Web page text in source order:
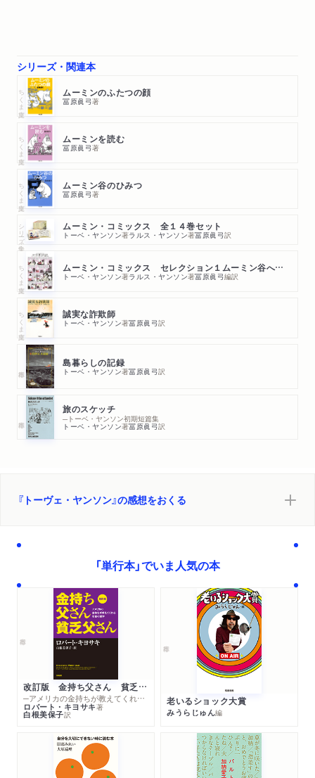
シリーズ・関連本
ちくま文庫 ムーミンのふたつの顔
冨原眞弓著
ちくま文庫 ムーミンを読む
冨原眞弓著
ちくま文庫 ムーミン谷のひみつ
冨原眞弓著
シリーズ・全集 ムーミン・コミックス 全１４巻セット
トーベ・ヤンソン著ラルス・ヤンソン著冨原眞弓訳
ちくま文庫 ムーミン・コミックス セレクション１ムーミン谷へようこそ
トーベ・ヤンソン著ラルス・ヤンソン著冨原眞弓編訳
ちくま文庫 誠実な詐欺師
トーベ・ヤンソン著冨原眞弓訳
島暮らしの記録
トーベ・ヤンソン著冨原眞弓訳
旅のスケッチ
─トーベ・ヤンソン初期短篇集
トーベ・ヤンソン著冨原眞弓訳
『トーヴェ・ヤンソン』の感想をおくる
「単行本」でいま人気の本
改訂版 金持ち父さん 貧乏父さん
─アメリカの金持ちが教えてくれるお金の哲学
ロバート・キヨサキ著
白根美保子訳
老いるショック大賞
みうらじゅん編